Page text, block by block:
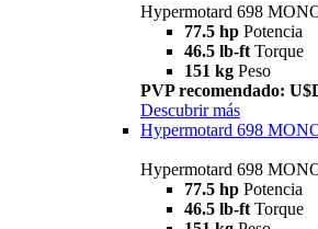
Hypermotard 698
77.5 hp Potencia
46.5 lb-ft Torque
151 kg Peso
PVP recomendado:
Descubrir más
Hypermotard 698
Hypermotard 698
77.5 hp Potencia
46.5 lb-ft Torque